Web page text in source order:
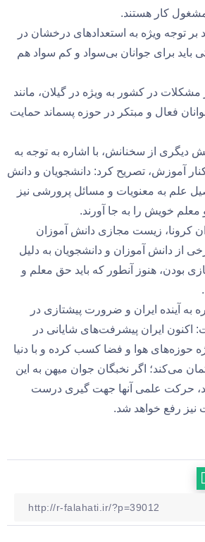
کار هستند.
بر توجه ویژه به استعدادهای درخشان در
باید برای جوانان بی‌سواد و کم سواد هم
مشکلات در کشور به ویژه در گیلان، مانند
فعال و مبتکر در حوزه پسماند حمایت
دیگری از سخنانش، با اشاره به توجه به
آموزش، تصریح کرد: دانشجویان و دانش
علم به معنویات و مسائل پرورشی نیز
معلم خویش را به جا آورند.
کرونا، زیست مجازی دانش آموزان
از دانش آموزان و دانشجویان به دلیل
بودن، هنوز آنطور که باید حق معلم و
به آینده ایران و ضرورت پیشتازی در
ایران پیشرفت‌های شایانی در
حوزه‌های هوا و فضا کسب کرده و با دنیا
می‌کند؛ اگر نخبگان جوان میهن به این
حرکت علمی آنها جهت گیری درست
رفع خواهد شد.